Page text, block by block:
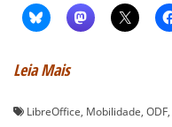
Leia Mais
LibreOffice, Mobilidade, ODF,